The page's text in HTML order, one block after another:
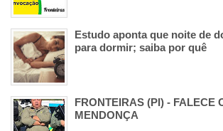
Estudo aponta que noite de
para dormir; saiba por quê
FRONTEIRAS (PI) - FALECE
MENDONÇA